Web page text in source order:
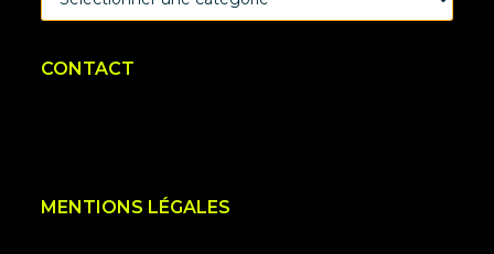
CONTACT
MENTIONS LÉGALES